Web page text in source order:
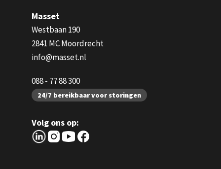
Masset
Westbaan 190
2841 MC Moordrecht
info@masset.nl
088 - 77 88 300
24/7 bereikbaar voor storingen
Volg ons op: